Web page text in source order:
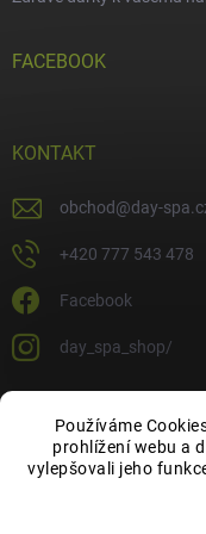
Používáme
prohlížení webu a
vylepšovali jeho
FACEBOOK
KONTAKT
obchod@day-
+420 777 543 478
Facebook
day_spa_shop/